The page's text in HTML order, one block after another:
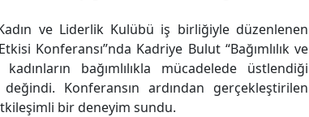
ve Liderlik Kulübü iş birliğiyle düzenlenen
Konferansı”nda Kadriye Bulut “Bağımlılık ve
kadınların bağımlılıkla mücadelede üstlendiği
Konferansın ardından gerçekleştirilen
bir deneyim sundu.